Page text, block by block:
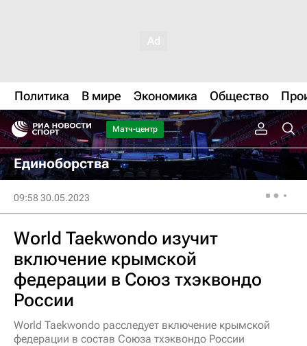
Политика В мире Экономика Общество
Матч-центр
Единоборства
09:58 30.05.2023
World Taekwondo изучит
включение крымской
федерации в Союз тхэквондо
России
World Taekwondo расследует включение крымской
федерации в состав Союза тхэквондо России